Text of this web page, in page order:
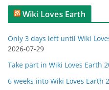
т
о
р
і
ї
Wiki Loves Earth
Only 3 days left until Wiki
2026-07-29
Take part in Wiki Loves Earth
6 weeks into Wiki Loves Earth